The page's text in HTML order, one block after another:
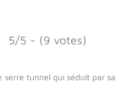
5/5 - (9 votes)
serre tunnel qui séduit par sa